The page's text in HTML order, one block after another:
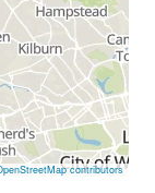
contributors